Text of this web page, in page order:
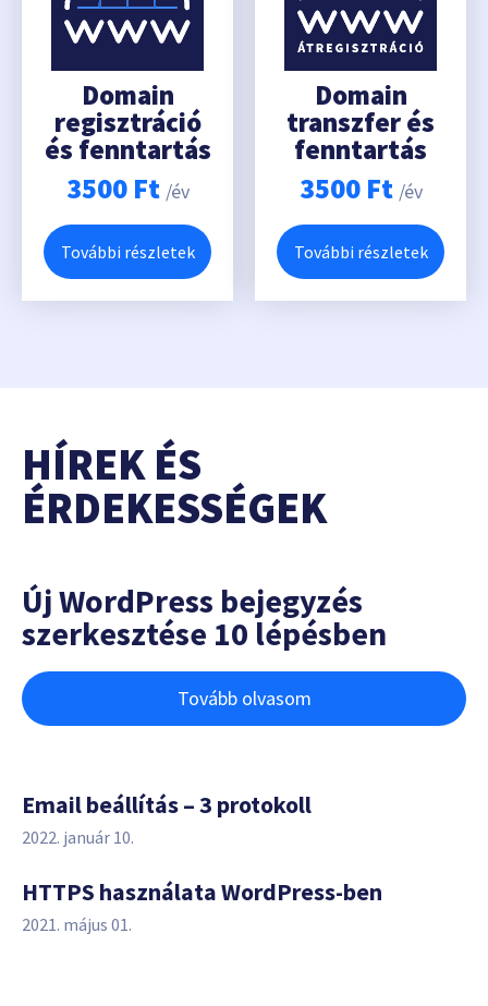
Domain
regisztráció
és fenntartás
3500 Ft /év
További részletek
Domain
transzfer és
fenntartás
3500 Ft /év
További részletek
HÍREK ÉS
ÉRDEKESSÉGEK
Új WordPress bejegyzés
szerkesztése 10 lépésben
Tovább olvasom
Email beállítás – 3 protokoll
2022. január 10.
HTTPS használata WordPress-ben
2021. május 01.